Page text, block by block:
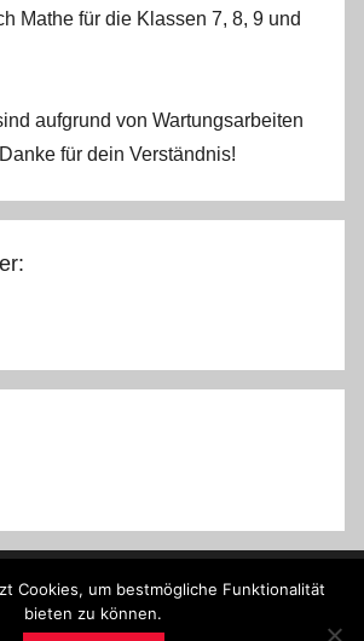
Mathe für die Klassen 7, 8, 9 und
aufgrund von Wartungsarbeiten
für dein Verständnis!
© Lernen mit Tasks4u
Kontakt Datenschutz
Cookies, um bestmögliche Funktionalität
bieten zu können.